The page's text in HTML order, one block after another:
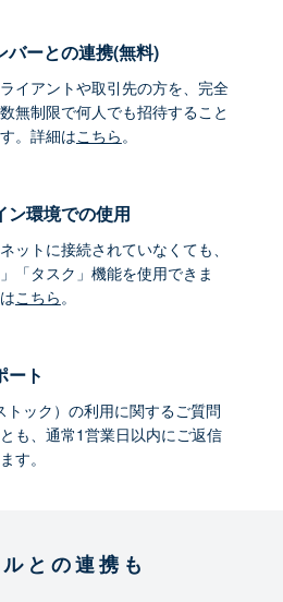
バーとの連携(無料)
イアントや取引先の方を、完全
無制限で何人でも招待すること
。詳細はこちら。
ン環境での使用
ットに接続されていなくても、
」「タスク」機能を使用できま
こちら。
ート
トック）の利用に関するご質問
も、通常1営業日以内にご返信
す。
との連携も